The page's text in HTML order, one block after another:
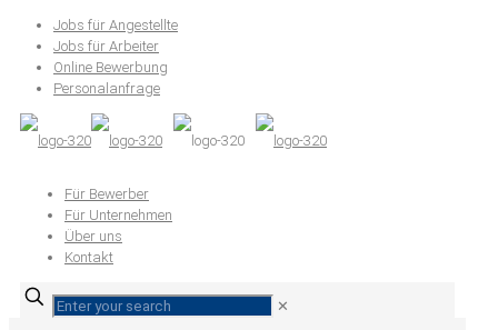
Jobs für Angestellte
Jobs für Arbeiter
Online Bewerbung
Personalanfrage
Für Bewerber
Für Unternehmen
Über uns
Kontakt
✕